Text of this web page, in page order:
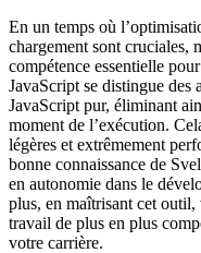
En un temps où
chargement sont cruciales,
compétence essentielle
JavaScript se distingue des
JavaScript pur, éliminant
moment de l’exécution.
légères et extrêmement
bonne connaissance de
en autonomie dans le
plus, en maîtrisant cet outil,
travail de plus en plus
votre carrière.